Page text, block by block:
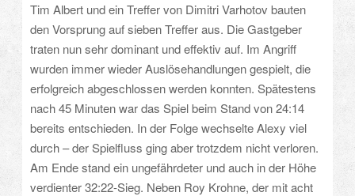
Tim Albert und ein Treffer von Dimitri Varhotov bauten
den Vorsprung auf sieben Treffer aus. Die Gastgeber
traten nun sehr dominant und effektiv auf. Im Angriff
wurden immer wieder Auslösehandlungen gespielt, die
erfolgreich abgeschlossen werden konnten. Spätestens
nach 45 Minuten war das Spiel beim Stand von 24:14
bereits entschieden. In der Folge wechselte Alexy viel
durch – der Spielfluss ging aber trotzdem nicht verloren.
Am Ende stand ein ungefährdeter und auch in der Höhe
verdienter 32:22-Sieg. Neben Roy Krohne, der mit acht